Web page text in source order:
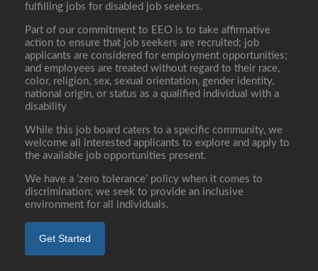
fulfilling jobs for disabled job seekers.
Part of our commitment to EEO is to take affirmative
action to ensure that job seekers are recruited; job
applicants are considered for employment opportunities;
and employees are treated without regard to their race,
color, religion, sex, sexual orientation, gender identity,
national origin, or status as a qualified individual with a
disability
While this job board caters to a specific community, we
welcome all interested applicants to explore and apply to
the available job opportunities present.
We have a ‘zero tolerance’ policy when it comes to
discrimination; we seek to provide an inclusive
environment for all individuals.
Get Started